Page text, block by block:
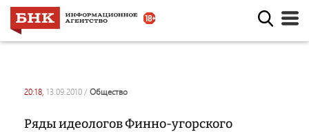
20:18, 13.09.2010 / общество
Ряды идеологов Финно-угорского